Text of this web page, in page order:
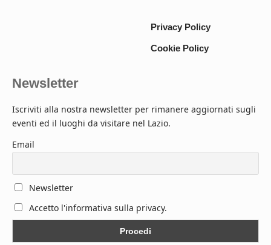
Privacy Policy
Cookie Policy
Newsletter
Iscriviti alla nostra newsletter per rimanere aggiornati sugli
eventi ed il luoghi da visitare nel Lazio.
Email
Newsletter
Accetto l'informativa sulla privacy.